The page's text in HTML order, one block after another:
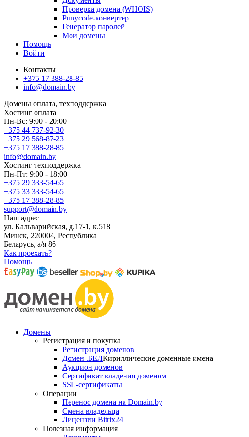
Проверка домена (WHOIS)
Punycode-конвертер
Генератор паролей
Мои домены
Помощь
Войти
Контакты
+375 17 388-28-85
info@domain.by
Домены оплата, техподдержка
Хостинг оплата
Пн-Вс: 9:00 - 20:00
+375 44 737-92-30
+375 29 568-87-23
+375 17 388-28-85
info@domain.by
Хостинг техподдержка
Пн-Пт: 9:00 - 18:00
+375 29 333-54-65
+375 33 333-54-65
+375 17 388-28-85
support@domain.by
Наш адрес
ул. Кальварийская, д.17-1, к.518
Минск, 220004, Республика
Беларусь, а/я 86
Как проехать?
Помощь
Домены
Регистрация и покупка
Регистрация доменов
Домен .БЕЛКириллические доменные имена
Аукцион доменов
Сертификат владения доменом
SSL-сертификаты
Операции
Перенос домена на Domain.by
Смена владельца
Лицензии Bitrix24
Полезная информация